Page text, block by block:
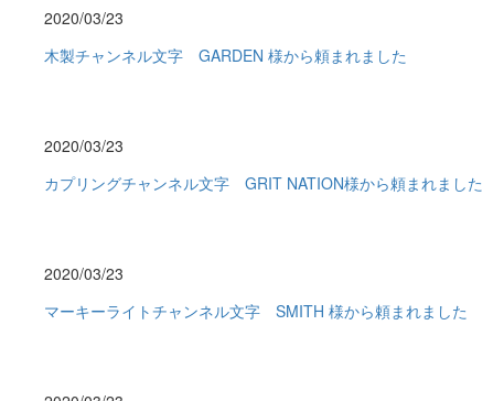
2020/03/23
木製チャンネル文字 GARDEN 様から頼まれました
2020/03/23
カプリングチャンネル文字 GRIT NATION様から頼まれました
2020/03/23
マーキーライトチャンネル文字 SMITH 様から頼まれました